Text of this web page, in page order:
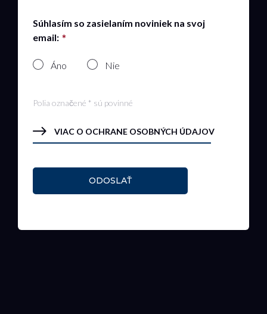
Súhlasím so zasielaním noviniek na svoj
email:
Áno Nie
Polia označené * sú povinné
VIAC O OCHRANE OSOBNÝCH ÚDAJOV
ODOSLAŤ